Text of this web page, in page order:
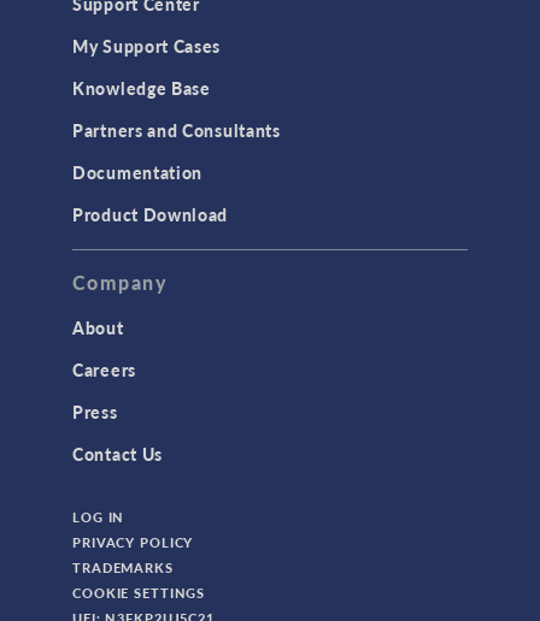
My Support Cases
Knowledge Base
Partners and Consultants
Documentation
Product Download
Company
About
Careers
Press
Contact Us
LOG IN
PRIVACY POLICY
TRADEMARKS
COOKIE SETTINGS